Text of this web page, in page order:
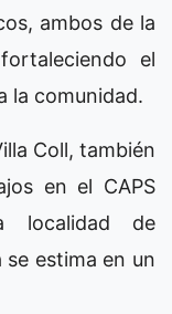
ambos de la
el
la comunidad.
Coll, también
en el CAPS
localidad de
se estima en un